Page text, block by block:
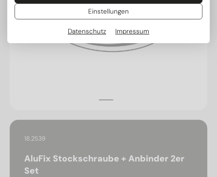
Einstellungen
Datenschutz Impressum
18.2539
AluFix Stockschraube + Anbinder 2er
Set